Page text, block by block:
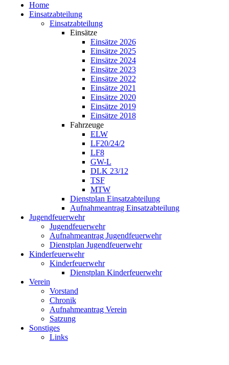
Home
Einsatzabteilung
Einsatzabteilung
Einsätze
Einsätze 2026
Einsätze 2025
Einsätze 2024
Einsätze 2023
Einsätze 2022
Einsätze 2021
Einsätze 2020
Einsätze 2019
Einsätze 2018
Fahrzeuge
ELW
LF20/24/2
LF8
GW-L
DLK 23/12
TSF
MTW
Dienstplan Einsatzabteilung
Aufnahmeantrag Einsatzabteilung
Jugendfeuerwehr
Jugendfeuerwehr
Aufnahmeantrag Jugendfeuerwehr
Dienstplan Jugendfeuerwehr
Kinderfeuerwehr
Kinderfeuerwehr
Dienstplan Kinderfeuerwehr
Verein
Vorstand
Chronik
Aufnahmeantrag Verein
Satzung
Sonstiges
Links